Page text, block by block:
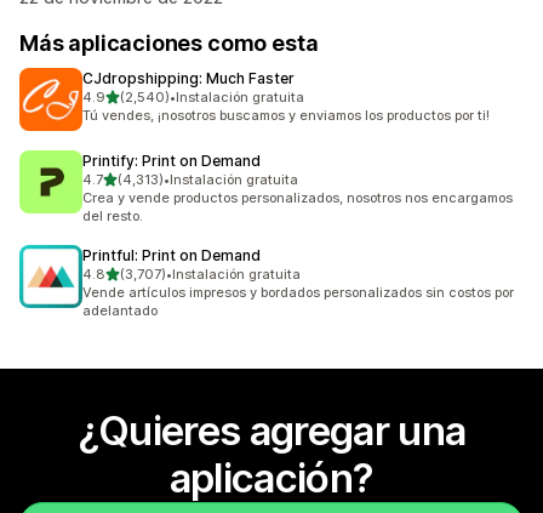
Más aplicaciones como esta
CJdropshipping: Much Faster
4.9de 5 estrellas
(2,540)
2540 reseñas en total
•Instalación gratuita
Tú vendes, ¡nosotros buscamos y enviamos los productos por ti!
Printify: Print on Demand
4.7de 5 estrellas
(4,313)
4313 reseñas en total
•Instalación gratuita
Crea y vende productos personalizados, nosotros nos encargamos
del resto.
Printful: Print on Demand
4.8de 5 estrellas
(3,707)
3707 reseñas en total
•Instalación gratuita
Vende artículos impresos y bordados personalizados sin costos por
adelantado
¿Quieres agregar una
aplicación?